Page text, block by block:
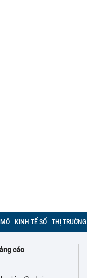
KINH TẾ SỐ THỊ TRƯỜNG
cáo